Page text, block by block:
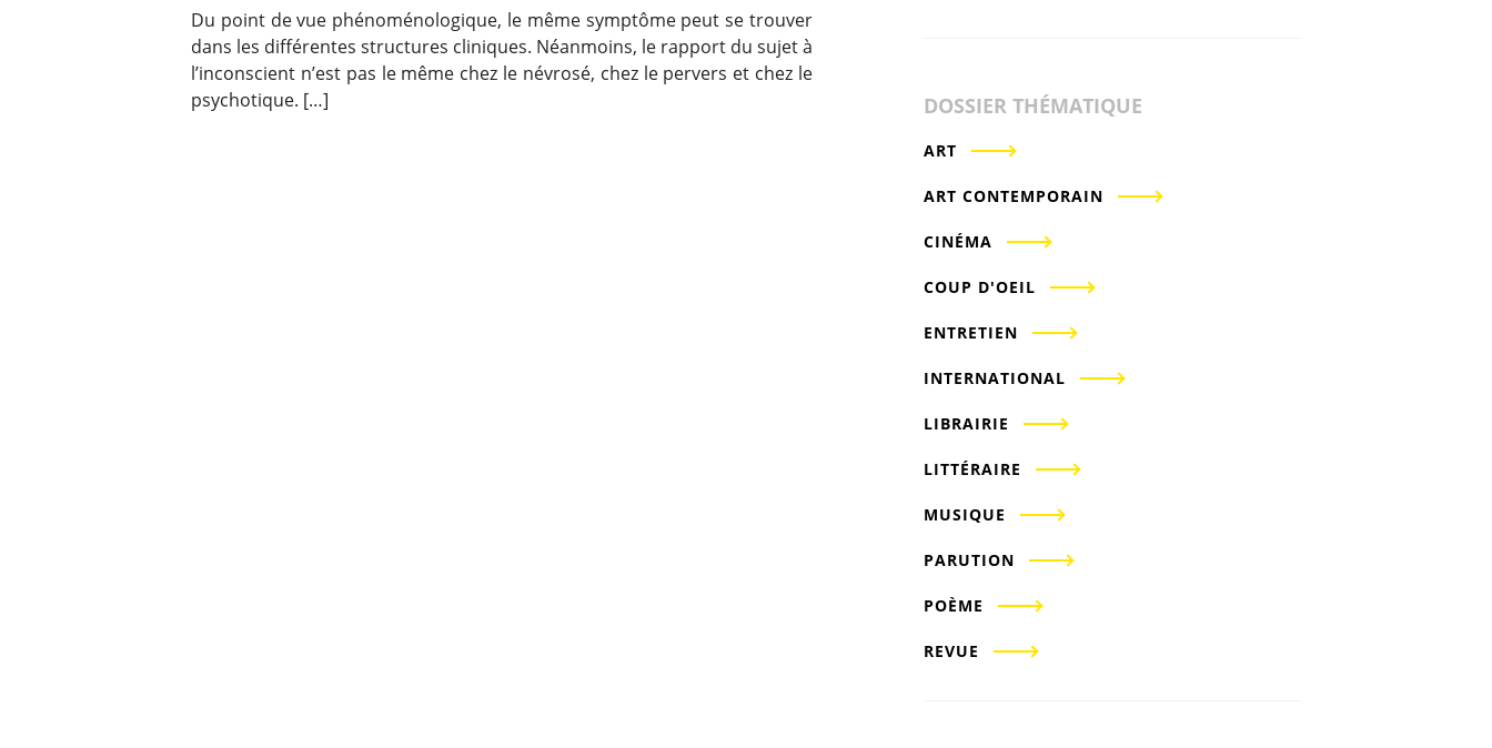
Du point de vue phénoménologique, le même symptôme peut se trouver
dans les différentes structures cliniques. Néanmoins, le rapport du sujet à
l’inconscient n’est pas le même chez le névrosé, chez le pervers et chez le
psychotique. […]
DOSSIER THÉMATIQUE
ART
ART CONTEMPORAIN
CINÉMA
COUP D'OEIL
ENTRETIEN
INTERNATIONAL
LIBRAIRIE
LITTÉRAIRE
MUSIQUE
PARUTION
POÈME
REVUE